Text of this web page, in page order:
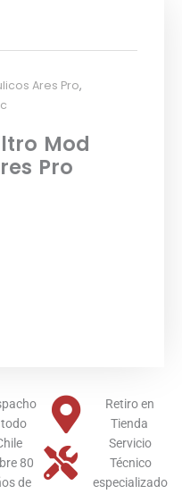
Ares Pro,
Mod
Pro
80
de
Retiro en
Tienda
Servicio
Técnico
especializado